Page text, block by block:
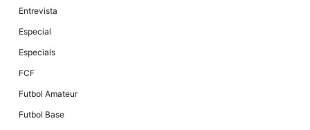
Entrevista
Especial
Especials
FCF
Futbol Amateur
Futbol Base